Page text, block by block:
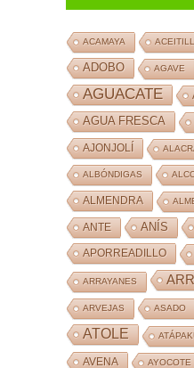
ACAMAYA
ADOBO AGAVE
AGUACATE
AGUA FRESCA
AJONJOLÍ
ALBÓNDIGAS
ALMENDRA
ANTE ANÍS
APORREADILLO
ARRAYANES
ARVEJAS ASADO
ATOLE
AVENA AYOCOTE